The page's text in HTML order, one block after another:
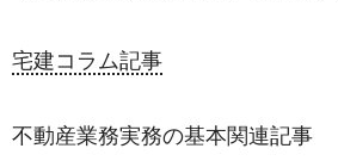
宅建コラム記事
不動産業務実務の基本関連記事